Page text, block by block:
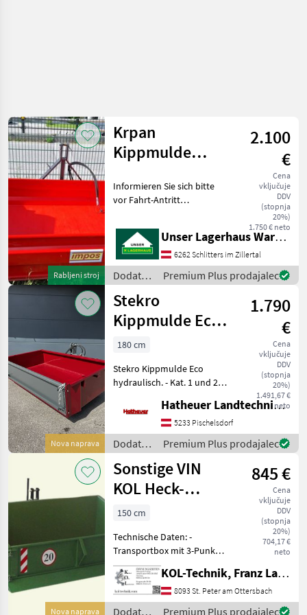
Rabljeni stroj
Krpan
Kippmulde
2.100
€
Cena
vključuje
DDV
(stopnja
20%)
1.750 € neto
Informieren Sie sich bitte
vor Fahrt-Antritt
Ihnen angefragte Maschine
aktuell bei uns am Lager
steht. Wir inserieren auch
Maschinen, die sic
Unser Lagerhaus Warenhandelsges.m.b.H.
6262 Schlitters im Zillertal
Dodatna
oprema
za
traktorje
/ Krpan
Premium Plus prodajalec
Nova naprava
Stekro
Kippmulde Eco
Hydraulisch
1.790
€
Cena
vključuje
DDV
(stopnja
20%)
1.491,67 €
neto
180 cm
Stekro Kippmulde Eco
hydraulisch. - Kat. 1 und 2 -
Doppelwirkender Zylinder -
Breite: 1800mm - Tiefe:
1000mm - Höhe: 360mm -
Gewicht: 310
Hatheuer Landtechnik GmbH & Co.KG.
5233 Pischelsdorf
Dodatna
oprema
za
traktorje
/ Stekro
Premium Plus prodajalec
Nova naprava
Sonstige VIN
KOL Heck-
Kippmulde
845 €
Cena
vključuje
DDV
(stopnja
20%)
704,17 €
neto
150 cm
Technische Daten: -
Transportbox mit 3-Punkt-
Aufnahme Kat. I -
Aufklappbare, vernietete
Vorderseite mit
Sicherungsbolzen -
KOL-Technik, Franz Lampl-Küssner
8093 St. Peter am Ottersbach
Dodatna
Premium Plus prodajalec